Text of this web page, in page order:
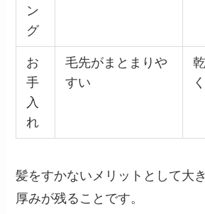
ン
グ
お
手
入
れ
毛先がまとまりや
すい
髪をすかないメリットとして大
厚みが残ることです。